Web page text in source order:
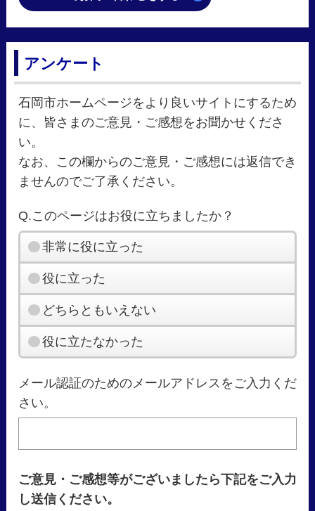
アンケート
石岡市ホームページをより良いサイトにするため
に、皆さまのご意見・ご感想をお聞かせくださ
い。
なお、この欄からのご意見・ご感想には返信でき
ませんのでご了承ください。
Q.このページはお役に立ちましたか？
非常に役に立った
役に立った
どちらともいえない
役に立たなかった
メール認証のためのメールアドレスをご入力くだ
さい。
ご意見・ご感想等がございましたら下記をご入力
し送信ください。